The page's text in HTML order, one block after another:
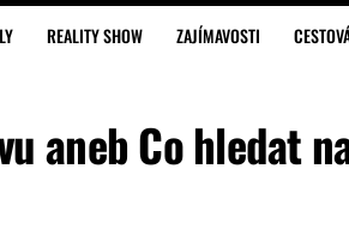
REALITY SHOW ZAJÍMAVOSTI
aneb Co hledat